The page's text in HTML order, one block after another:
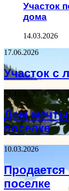
Участок
дома
14.03.2026
17.06.2026
Участок с
21.12.2025
Дом мечты
поселке
10.03.2026
поселке